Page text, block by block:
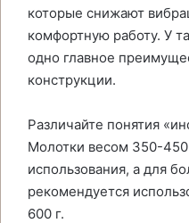
которые снижают
комфортную работу. У
одно главное
конструкции.
Различайте понятия
Молотки весом 350-450
использования, а для
рекомендуется
600 г.